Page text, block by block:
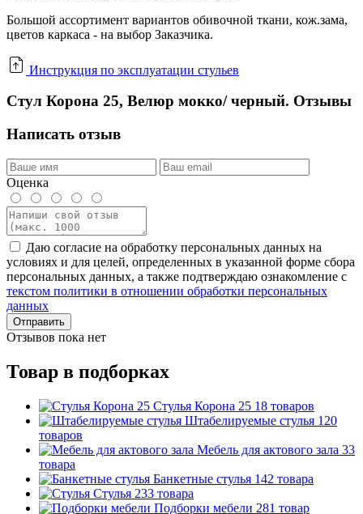
Большой ассортимент вариантов обивочной ткани, кож.зама,
цветов каркаса - на выбор Заказчика.
Инструкция по эксплуатации стульев
Стул Корона 25, Велюр мокко/ черный. Отзывы
Написать отзыв
Оценка
Даю согласие на обработку персональных данных на
условиях и для целей, определенных в указанной форме сбора
персональных данных, а также подтверждаю ознакомление с
текстом политики в отношении обработки персональных
данных
Отправить
Отзывов пока нет
Товар в подборках
Стулья Корона 25 18 товаров
Штабелируемые стулья 120
товаров
Мебель для актового зала 33
товара
Банкетные стулья 142 товара
Стулья 233 товара
Подборки мебели 281 товар